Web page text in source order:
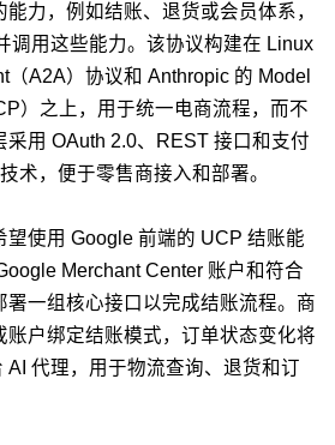
力，例如结账、退货或会员体系，
调用这些能力。该协议构建在 Linux
（A2A）协议和 Anthropic 的 Model
）之上，用于统一电商流程，而不
用 OAuth 2.0、REST 接口和支付
术，便于零售商接入和部署。
望使用 Google 前端的 UCP 结账能
Merchant Center 账户和符合
署一组核心接口以完成结账流程。商
账户绑定结账模式，订单状态变化将
AI 代理，用于物流查询、退货和订